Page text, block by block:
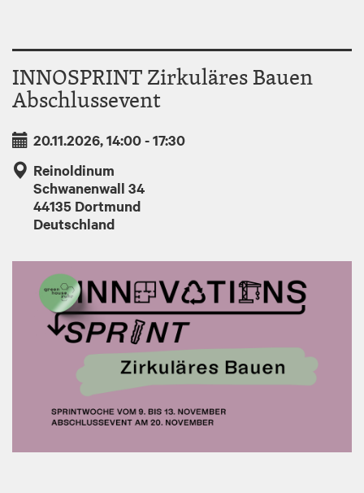
INNOSPRINT Zirkuläres Bauen
Abschlussevent
20.11.2026, 14:00-17:30
Reinoldinum
Schwanenwall 34
44135 Dortmund
Deutschland